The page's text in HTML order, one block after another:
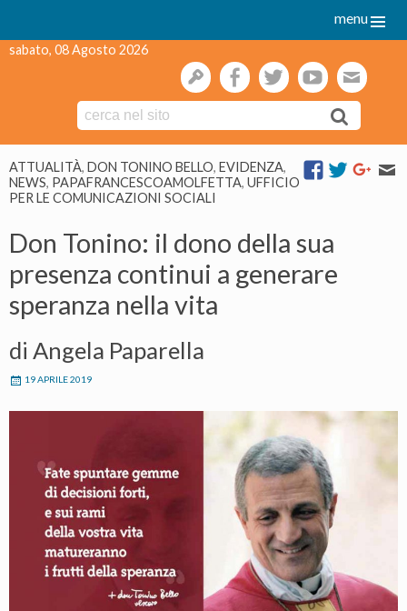
menu
sabato, 08 Agosto 2026
gestionefacebooktwitteryoutube
to
content
ATTUALITÀ, DON TONINO BELLO, EVIDENZA,
NEWS, PAPAFRANCESCOAMOLFETTA, UFFICIO
PER LE COMUNICAZIONI SOCIALI
Don Tonino: il dono della sua
presenza continui a generare
speranza nella vita
di Angela Paparella
19 APRILE 2019